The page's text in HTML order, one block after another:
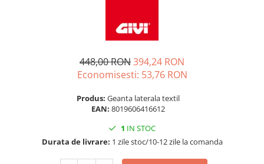
448,00 RON394,24 RON
Economisesti: 53,76 RON
Produs: Geanta laterala textil
EAN: 8019606416612
1 IN STOC
Durata de livrare: 1 zile stoc/10-12 zile la comanda